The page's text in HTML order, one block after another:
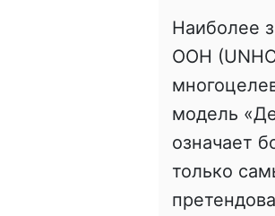
Наиболее
ООН
модель
означает
только